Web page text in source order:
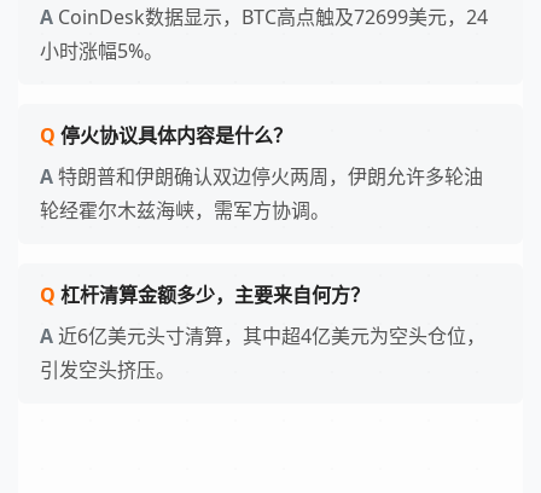
CoinDesk数据显示，BTC高点触及72699美元，24
小时涨幅5%。
停火协议具体内容是什么？
特朗普和伊朗确认双边停火两周，伊朗允许多轮油
轮经霍尔木兹海峡，需军方协调。
杠杆清算金额多少，主要来自何方？
近6亿美元头寸清算，其中超4亿美元为空头仓位，
引发空头挤压。